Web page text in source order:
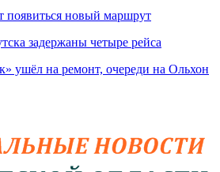
появиться новый маршрут
задержаны четыре рейса
ушёл на ремонт, очереди на Ольхон